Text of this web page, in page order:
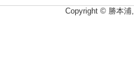
Copyright © 勝本浦